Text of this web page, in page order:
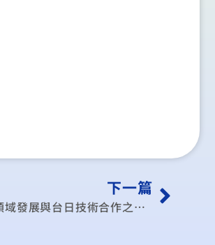
下一篇
97年度台日科技交流與合作計畫 : 日本遠距照護領域發展與台日技術合作之研究